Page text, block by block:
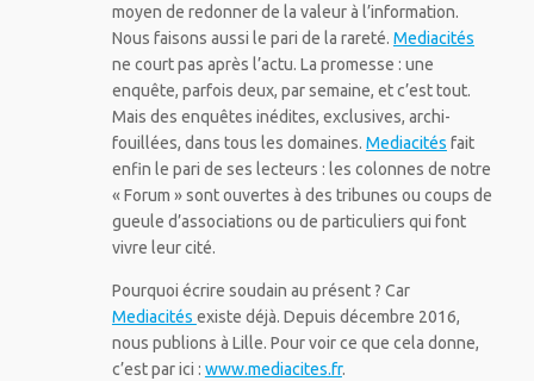
moyen de redonner de la valeur à l’information.
Nous faisons aussi le pari de la rareté. Mediacités
ne court pas après l’actu. La promesse : une
enquête, parfois deux, par semaine, et c’est tout.
Mais des enquêtes inédites, exclusives, archi-
fouillées, dans tous les domaines. Mediacités fait
enfin le pari de ses lecteurs : les colonnes de notre
« Forum » sont ouvertes à des tribunes ou coups de
gueule d’associations ou de particuliers qui font
vivre leur cité.
Pourquoi écrire soudain au présent ? Car
Mediacités existe déjà. Depuis décembre 2016,
nous publions à Lille. Pour voir ce que cela donne,
c’est par ici : www.mediacites.fr.